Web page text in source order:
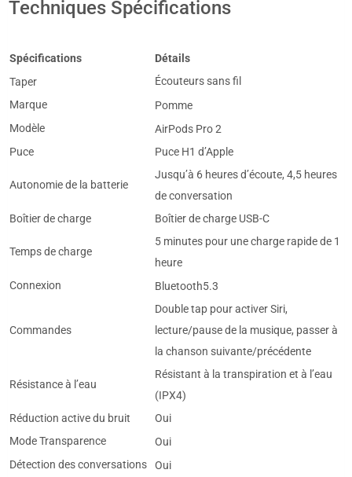
Techniques Spécifications
Spécifications
Détails
Taper
Écouteurs sans fil
Marque
Pomme
Modèle
AirPods Pro 2
Puce
Puce H1 d’Apple
Autonomie de la batterie
Jusqu’à 6 heures d’écoute, 4,5 heures
de conversation
Boîtier de charge
Boîtier de charge USB-C
Temps de charge
5 minutes pour une charge rapide de 1
heure
Connexion
Bluetooth5.3
Commandes
Double tap pour activer Siri,
lecture/pause de la musique, passer à
la chanson suivante/précédente
Résistance à l’eau
Résistant à la transpiration et à l’eau
(IPX4)
Réduction active du bruit
Oui
Mode Transparence
Oui
Détection des conversations
Oui